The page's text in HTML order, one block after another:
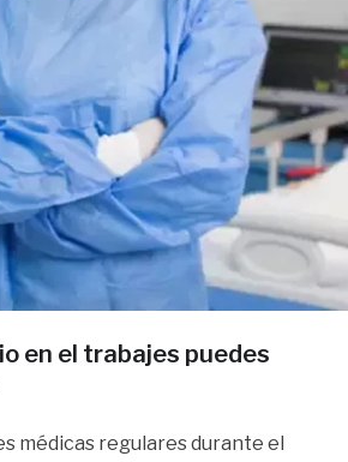
en el trabajes puedes
médicas regulares durante el